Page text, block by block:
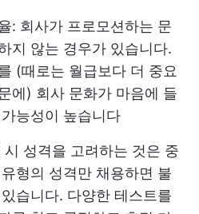
: 회사가 프로모션하는 문
지 않는 경우가 있습니다.
(때로는 월급보다 더 중요
에) 회사 문화가 마음에 들
능성이 높습니다
시 성격을 고려하는 것은 중
형의 성격만 채용하면 불
습니다. 다양한 테스트를